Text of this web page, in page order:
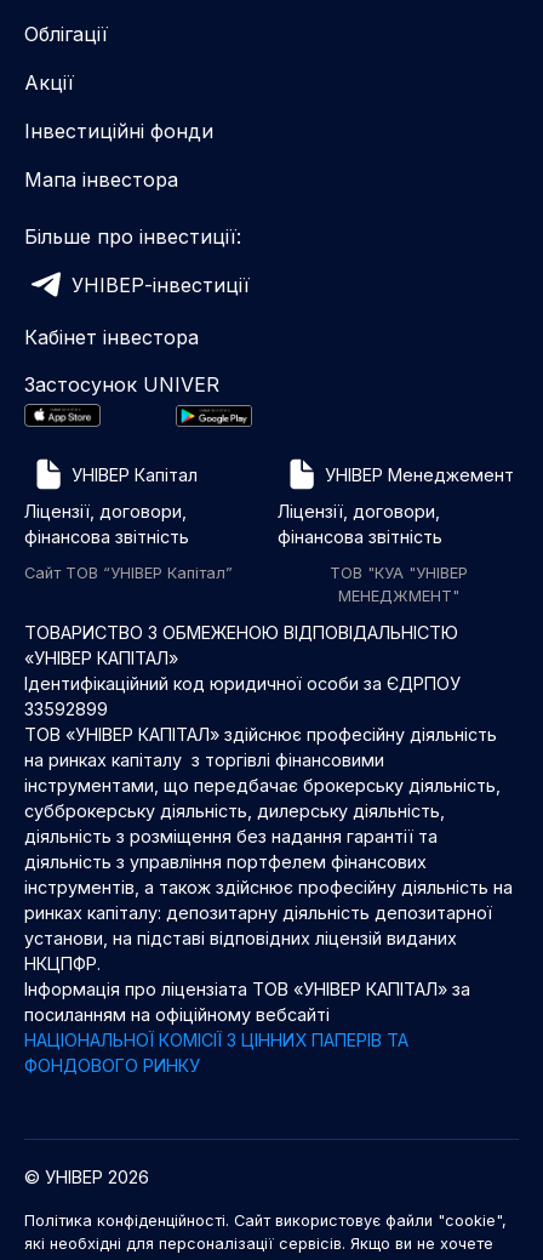
Облігації
Акції
Інвестиційні фонди
Мапа інвестора
Більше про інвестиції:
УНІВЕР-інвестиції
Кабінет інвестора
Застосунок UNIVER
УНІВЕР Капітал
Ліцензії, договори,
фінансова звітність
Сайт ТОВ “УНІВЕР Капітал”
УНІВЕР Менеджемент
Ліцензії, договори,
фінансова звітність
ТОВ "КУА "УНІВЕР
МЕНЕДЖМЕНТ"
ТОВАРИСТВО З ОБМЕЖЕНОЮ ВІДПОВІДАЛЬНІСТЮ
«УНІВЕР КАПІТАЛ»
Ідентифікаційний код юридичної особи за ЄДРПОУ
33592899
ТОВ «УНІВЕР КАПІТАЛ» здійснює професійну діяльність
на ринках капіталу з торгівлі фінансовими
інструментами, що передбачає брокерську діяльність,
субброкерську діяльність, дилерську діяльність,
діяльність з розміщення без надання гарантії та
діяльність з управління портфелем фінансових
інструментів, а також здійснює професійну діяльність на
ринках капіталу: депозитарну діяльність депозитарної
установи, на підставі відповідних ліцензій виданих
НКЦПФР.
Інформація про ліцензіата ТОВ «УНІВЕР КАПІТАЛ» за
посиланням на офіційному вебсайті
НАЦІОНАЛЬНОЇ КОМІСІЇ З ЦІННИХ ПАПЕРІВ ТА
ФОНДОВОГО РИНКУ
© УНІВЕР 2026
Політика конфіденційності. Сайт використовує файли "cookie",
які необхідні для персоналізації сервісів. Якщо ви не хочете